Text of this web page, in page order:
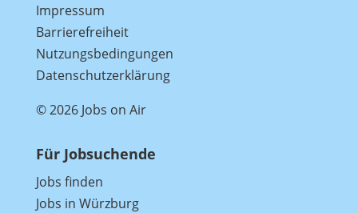
Impressum
Barrierefreiheit
Nutzungsbedingungen
Datenschutzerklärung
© 2026 Jobs on Air
Für Jobsuchende
Jobs finden
Jobs in Würzburg